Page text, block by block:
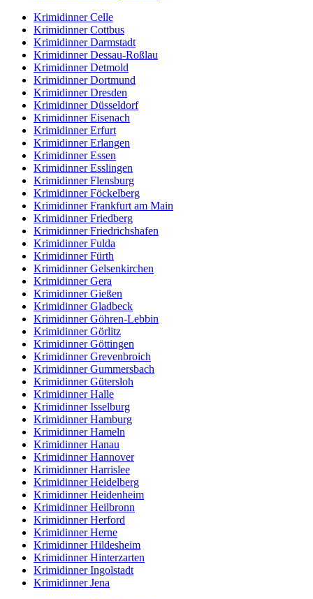
Krimidinner Celle
Krimidinner Cottbus
Krimidinner Darmstadt
Krimidinner Dessau-Roßlau
Krimidinner Detmold
Krimidinner Dortmund
Krimidinner Dresden
Krimidinner Düsseldorf
Krimidinner Eisenach
Krimidinner Erfurt
Krimidinner Erlangen
Krimidinner Essen
Krimidinner Esslingen
Krimidinner Flensburg
Krimidinner Föckelberg
Krimidinner Frankfurt am Main
Krimidinner Friedberg
Krimidinner Friedrichshafen
Krimidinner Fulda
Krimidinner Fürth
Krimidinner Gelsenkirchen
Krimidinner Gera
Krimidinner Gießen
Krimidinner Gladbeck
Krimidinner Göhren-Lebbin
Krimidinner Görlitz
Krimidinner Göttingen
Krimidinner Grevenbroich
Krimidinner Gummersbach
Krimidinner Gütersloh
Krimidinner Halle
Krimidinner Isselburg
Krimidinner Hamburg
Krimidinner Hameln
Krimidinner Hanau
Krimidinner Hannover
Krimidinner Harrislee
Krimidinner Heidelberg
Krimidinner Heidenheim
Krimidinner Heilbronn
Krimidinner Herford
Krimidinner Herne
Krimidinner Hildesheim
Krimidinner Hinterzarten
Krimidinner Ingolstadt
Krimidinner Jena